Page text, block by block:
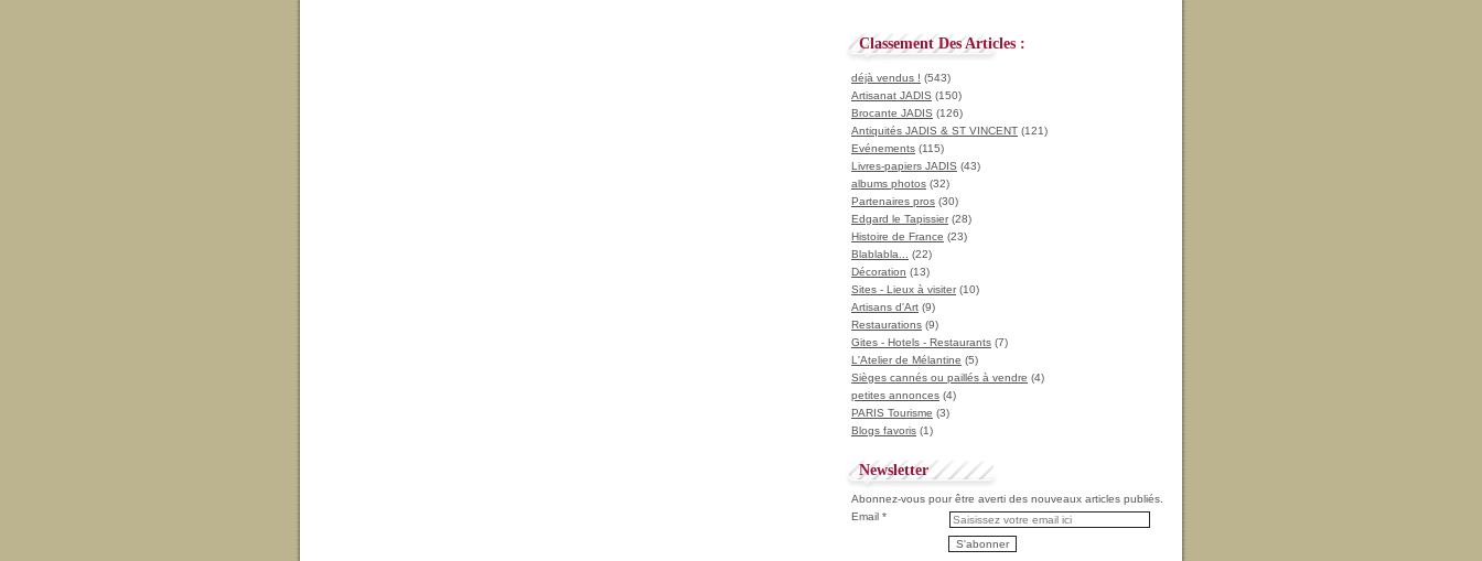
Classement Des Articles :
déjà vendus ! (543)
Artisanat JADIS (150)
Brocante JADIS (126)
Antiquités JADIS & ST VINCENT (121)
Evénements (115)
Livres-papiers JADIS (43)
albums photos (32)
Partenaires pros (30)
Edgard le Tapissier(28)
Histoire de France (23)
Blablabla...
(22)
Décoration (13)
Sites - Lieux à visiter(10)
Artisans d'Art (9)
Restaurations (9)
Gites - Hotels - Restaurants (7)
L'Atelier de Mélantine (5)
Sièges cannés ou paillés à vendre (4)
petites annonces (4)
PARIS Tourisme (3)
Blogs favoris (1)
Newsletter
Abonnez-vous pour être averti des nouveaux articles publiés.
Email